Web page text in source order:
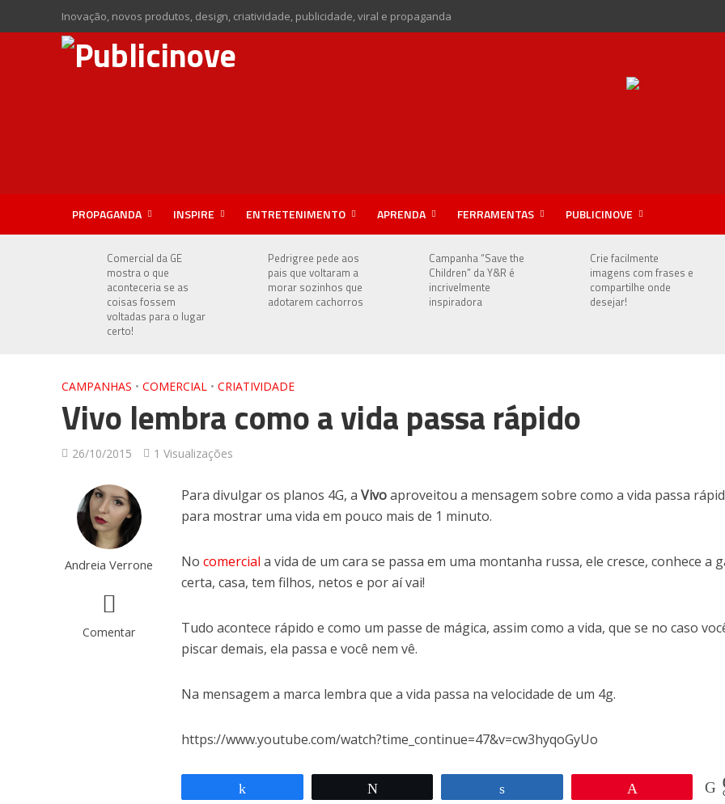
Inovação, novos produtos, design, criatividade, publicidade, viral e propaganda
PROPAGANDA INSPIRE ENTRETENIMENTO APRENDA FERRAMENTAS PUBLICINOVE
Comercial da GE
mostra o que
aconteceria se as
coisas fossem
voltadas para o lugar
certo!
Pedrigree pede aos
pais que voltaram a
morar sozinhos que
adotarem cachorros
Campanha “Save the
Children” da Y&R é
incrivelmente
inspiradora
Crie facilmente
imagens com frases e
compartilhe onde
desejar!
CAMPANHAS • COMERCIAL • CRIATIVIDADE
Vivo lembra como a vida passa rápido
26/10/2015 1 Visualizações
Andreia Verrone
Comentar
Para divulgar os planos 4G, aVivoaproveitou a mensagem sobre como a vida passa
para mostrar uma vida em pouco mais de 1 minuto.
Nocomercial a vida de um cara se passa em uma montanha russa, ele cresce, conhece a
certa, casa, tem filhos, netos e por aí vai!
Tudo acontece rápido e como um passe de mágica, assim como a vida, que se no caso
piscar demais, ela passa e você nem vê.
Na mensagem a marca lembra que a vida passa na velocidade de um 4g.
https://www.youtube.com/watch?time_continue=47&v=cw3hyqoGyUo